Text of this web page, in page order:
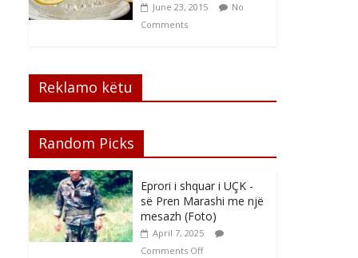
June 23, 2015
No
Comments
Reklamo këtu
Random Picks
Eprori i shquar i UÇK -
së Pren Marashi me një
mesazh (Foto)
April 7, 2025
Comments Off